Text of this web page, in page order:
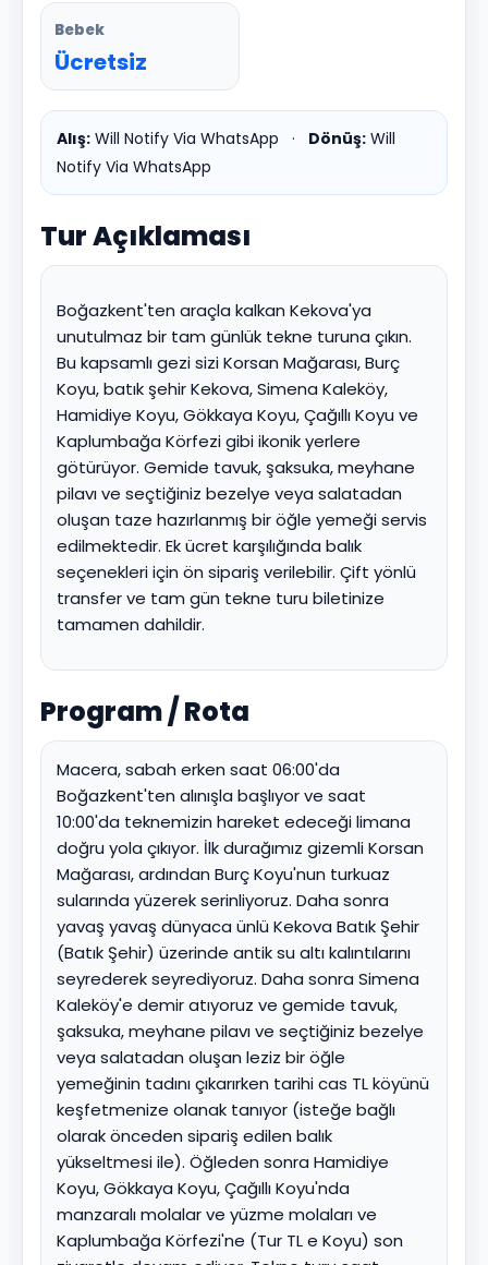
Bebek
Ücretsiz
Alış: Will Notify Via WhatsApp · Dönüş: Will
Notify Via WhatsApp
Tur Açıklaması
Boğazkent'ten araçla kalkan Kekova'ya
unutulmaz bir tam günlük tekne turuna çıkın.
Bu kapsamlı gezi sizi Korsan Mağarası, Burç
Koyu, batık şehir Kekova, Simena Kaleköy,
Hamidiye Koyu, Gökkaya Koyu, Çağıllı Koyu ve
Kaplumbağa Körfezi gibi ikonik yerlere
götürüyor. Gemide tavuk, şaksuka, meyhane
pilavı ve seçtiğiniz bezelye veya salatadan
oluşan taze hazırlanmış bir öğle yemeği servis
edilmektedir. Ek ücret karşılığında balık
seçenekleri için ön sipariş verilebilir. Çift yönlü
transfer ve tam gün tekne turu biletinize
tamamen dahildir.
Program / Rota
Macera, sabah erken saat 06:00'da
Boğazkent'ten alınışla başlıyor ve saat
10:00'da teknemizin hareket edeceği limana
doğru yola çıkıyor. İlk durağımız gizemli Korsan
Mağarası, ardından Burç Koyu'nun turkuaz
sularında yüzerek serinliyoruz. Daha sonra
yavaş yavaş dünyaca ünlü Kekova Batık Şehir
(Batık Şehir) üzerinde antik su altı kalıntılarını
seyrederek seyrediyoruz. Daha sonra Simena
Kaleköy'e demir atıyoruz ve gemide tavuk,
şaksuka, meyhane pilavı ve seçtiğiniz bezelye
veya salatadan oluşan leziz bir öğle
yemeğinin tadını çıkarırken tarihi cas TL köyünü
keşfetmenize olanak tanıyor (isteğe bağlı
olarak önceden sipariş edilen balık
yükseltmesi ile). Öğleden sonra Hamidiye
Koyu, Gökkaya Koyu, Çağıllı Koyu'nda
manzaralı molalar ve yüzme molaları ve
Kaplumbağa Körfezi'ne (Tur TL e Koyu) son